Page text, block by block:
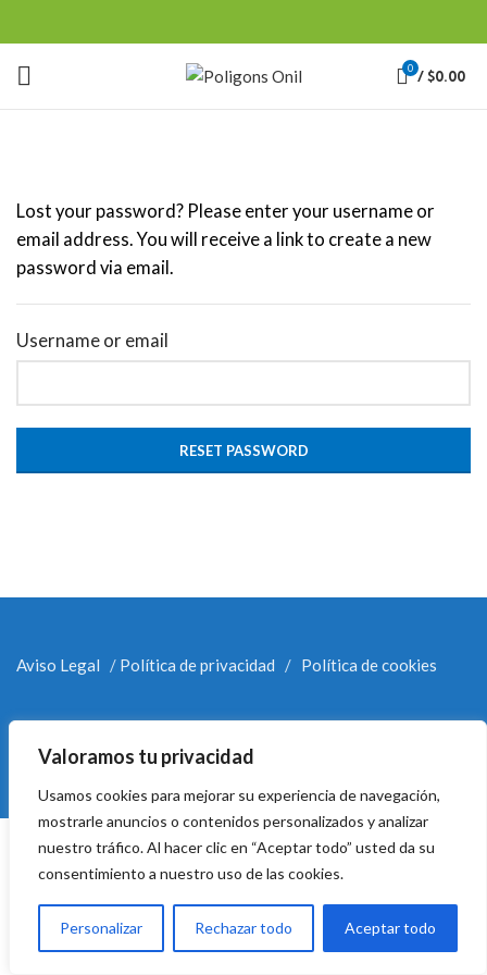
Valoramos tu privacidad
Usamos cookies para mejorar su experiencia de navegación,
mostrarle anuncios o contenidos personalizados y analizar
nuestro tráfico. Al hacer clic en “Aceptar todo” usted da su
consentimiento a nuestro uso de las cookies.
Personalizar Rechazar todo Aceptar todo
0 /$0.00
Lost your password? Please enter your username or
email address. You will receive a link to create a new
password via email.
Username or email
RESET PASSWORD
Aviso Legal / Política de privacidad / Política de cookies